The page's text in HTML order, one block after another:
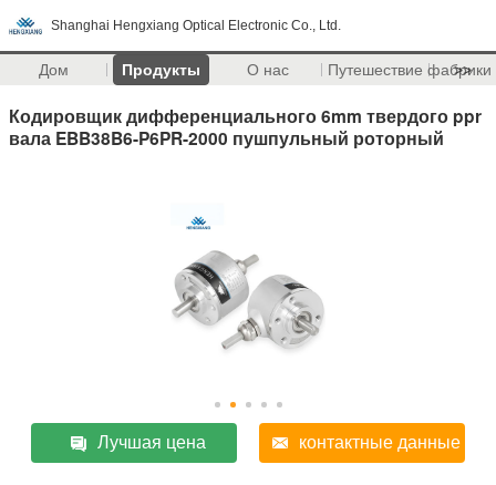
Shanghai Hengxiang Optical Electronic Co., Ltd.
Дом Продукты О нас Путешествие фабрики
>>
Кодировщик дифференциального 6mm твердого ppr
вала EBB38B6-P6PR-2000 пушпульный роторный
Лучшая цена контактные данные